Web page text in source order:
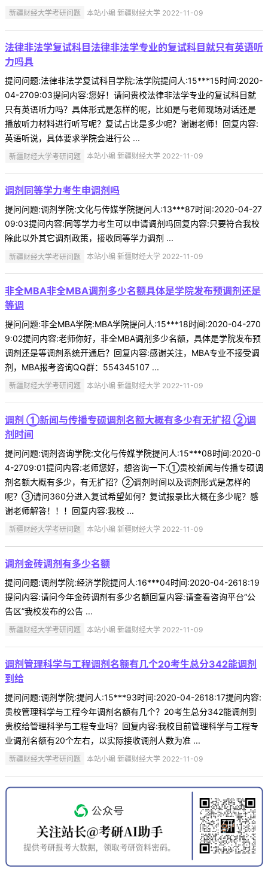
新疆财经大学考研问题 本站小编 新疆财经大学 2022-11-09
法律非法学复试科目法律非法学专业的复试科目就只有英语听
力吗具
提问问题:法律非法学复试科目学院:法学院提问人:15***15时间:2020-
04-2709:03提问内容:您好！请问贵校法律非法学专业的复试科目就
只有英语听力吗？具体形式是怎样的呢，比如是与老师现场对话还是
播放听力材料进行听写呢？复试占比是多少呢？谢谢老师！回复内容:
英语听说，具体要求学院会进行公 ...
新疆财经大学考研问题 本站小编 新疆财经大学 2022-11-09
调剂同等学力考生申调剂吗
提问问题:调剂学院:文化与传媒学院提问人:13***87时间:2020-04-27
09:03提问内容:同等学力考生可以申请调剂吗回复内容:只要符合我校
除此以外其它调剂政策，接收同等学力调剂 ...
新疆财经大学考研问题 本站小编 新疆财经大学 2022-11-09
非全MBA非全MBA调剂多少名额具体是学院发布预调剂还是
等调
提问问题:非全MBA学院:MBA学院提问人:15***18时间:2020-04-270
9:02提问内容:老师你好，非全MBA调剂多少名额，具体是学院发布预
调剂还是等调剂系统开通后？回复内容:感谢关注，MBA专业不接受调
剂，MBA报考咨询QQ群：554345107 ...
新疆财经大学考研问题 本站小编 新疆财经大学 2022-11-09
调剂 ①新闻与传播专硕调剂名额大概有多少有无扩招 ②调
剂时间
提问问题:调剂咨询学院:文化与传媒学院提问人:15***08时间:2020-0
4-2709:01提问内容:老师您好，想咨询一下:①贵校新闻与传播专硕调
剂名额大概有多少，有无扩招？②调剂时间以及调剂形式是怎样的
呢？③请问360分进入复试希望如何？复试报录比大概在多少呢？感
谢老师解答！！！回复内容:我校 ...
新疆财经大学考研问题 本站小编 新疆财经大学 2022-11-09
调剂金砖调剂有多少名额
提问问题:调剂学院:经济学院提问人:16***04时间:2020-04-2618:19
提问内容:请问今年金砖调剂有多少名额回复内容:请查看咨询平台“公
告区”我校发布的公告 ...
新疆财经大学考研问题 本站小编 新疆财经大学 2022-11-09
调剂管理科学与工程调剂名额有几个20考生总分342能调剂
到给
提问问题:调剂学院:提问人:15***93时间:2020-04-2618:17提问内容:
贵校管理科学与工程今年调剂名额有几个？20考生总分342能调剂到
贵校给管理科学与工程专业吗？回复内容:我校目前管理科学与工程专
业调剂名额有20个左右，以实际接收调剂人数为准 ...
新疆财经大学考研问题 本站小编 新疆财经大学 2022-11-09